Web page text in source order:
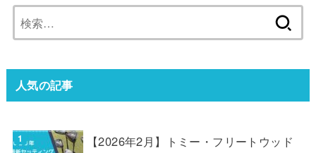
索:
人気の記事
【2026年2月】トミー・フリートウッド